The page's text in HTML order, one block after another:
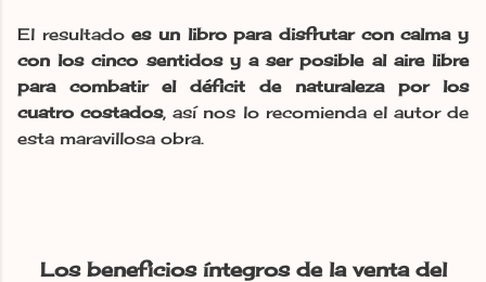
El resultadoes un libro para disfrutar con calma y
con los cinco sentidos y a ser posible al aire libre
para combatir el déficit de naturaleza por los
cuatro costados, así nos lo recomienda el autor de
esta maravillosa obra.
Los beneficios íntegros de la venta del